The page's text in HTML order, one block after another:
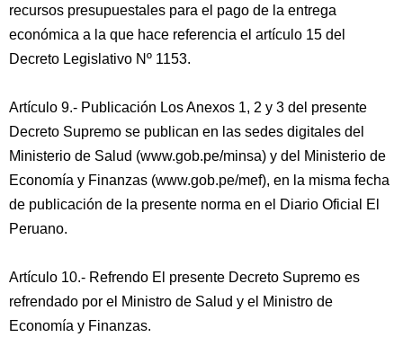
recursos presupuestales para el pago de la entrega
económica a la que hace referencia el artículo 15 del
Decreto Legislativo Nº 1153.
Artículo 9.- Publicación Los Anexos 1, 2 y 3 del presente
Decreto Supremo se publican en las sedes digitales del
Ministerio de Salud (www.gob.pe/minsa) y del Ministerio de
Economía y Finanzas (www.gob.pe/mef), en la misma fecha
de publicación de la presente norma en el Diario Oficial El
Peruano.
Artículo 10.- Refrendo El presente Decreto Supremo es
refrendado por el Ministro de Salud y el Ministro de
Economía y Finanzas.